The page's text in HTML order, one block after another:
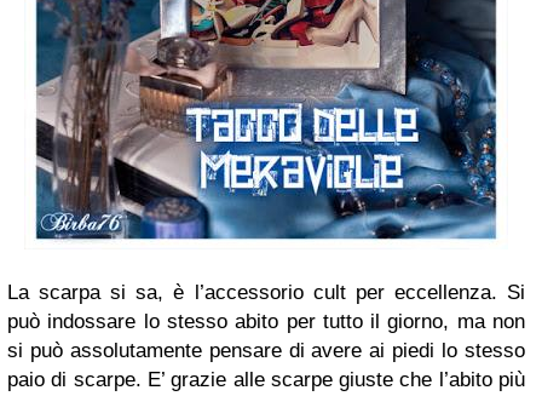
La scarpa si sa, è l’accessorio cult per eccellenza. Si
può indossare lo stesso abito per tutto il giorno, ma non
si può assolutamente pensare di avere ai piedi lo stesso
paio di scarpe. E’ grazie alle scarpe giuste che l’abito più